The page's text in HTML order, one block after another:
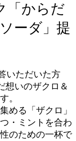
「からだ
ーダ」提
いただいた方
想いのザクロ＆
。
める「ザクロ」
・ミントを合わ
のための一杯で